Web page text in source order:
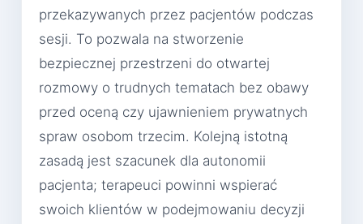
przekazywanych przez pacjentów podczas
sesji. To pozwala na stworzenie
bezpiecznej przestrzeni do otwartej
rozmowy o trudnych tematach bez obawy
przed oceną czy ujawnieniem prywatnych
spraw osobom trzecim. Kolejną istotną
zasadą jest szacunek dla autonomii
pacjenta; terapeuci powinni wspierać
swoich klientów w podejmowaniu decyzji